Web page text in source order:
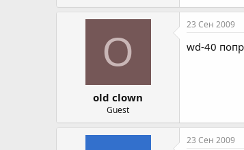
O
old clown
Guest
23 Сен 2009
wd-40
23 Сен 2009